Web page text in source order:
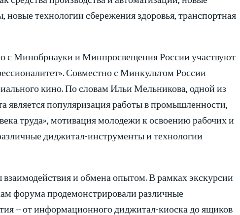
технологии сбережения здоровья, транспортная
с Минобрнауки и Минпросвещения России участвуют
Совместно с Минкультом России
кино. По словам Ильи Мельникова, одной из
является популяризация работы в промышленности,
труда», мотивация молодежи к освоению рабочих и
диджитал-инструменты и технологии
и обмена опытом. В рамках экскурсии
форума продемонстрировали различные
– от информационного диджитал-киоска до ящиков